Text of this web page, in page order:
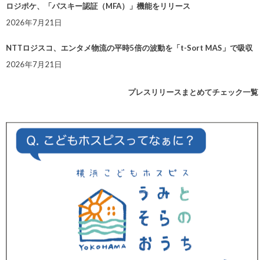
ロジポケ、「パスキー認証（MFA）」機能をリリース
2026年7月21日
NTTロジスコ、エンタメ物流の平時5倍の波動を「t-Sort MAS」で吸収
2026年7月21日
プレスリリースまとめてチェック一覧